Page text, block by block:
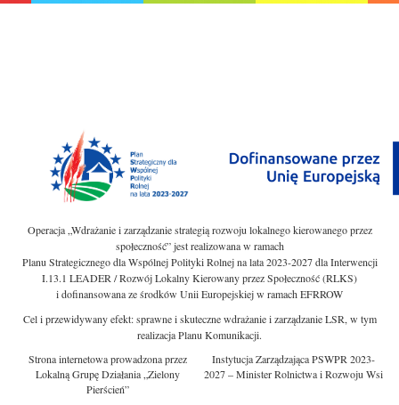
Operacja „Wdrażanie i zarządzanie strategią rozwoju lokalnego kierowanego przez
społeczność” jest realizowana w ramach
Planu Strategicznego dla Wspólnej Polityki Rolnej na lata 2023-2027 dla Interwencji
I.13.1 LEADER / Rozwój Lokalny Kierowany przez Społeczność (RLKS)
i dofinansowana ze środków Unii Europejskiej w ramach EFRROW
Cel i przewidywany efekt: sprawne i skuteczne wdrażanie i zarządzanie LSR, w tym
realizacja Planu Komunikacji.
Strona internetowa prowadzona przez
Lokalną Grupę Działania „Zielony
Pierścień”
Instytucja Zarządzająca PSWPR 2023-
2027 – Minister Rolnictwa i Rozwoju Wsi